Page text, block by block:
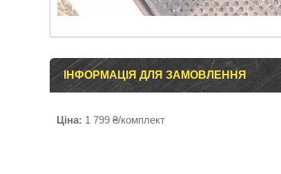
ІНФОРМАЦІЯ ДЛЯ ЗАМОВЛЕННЯ
Ціна: 1 799 ₴/комплект